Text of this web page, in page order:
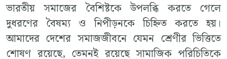
ভারতীয় সমাজের বৈশিষ্টকে উপলব্ধি করতে গেলে
দুধরণের বৈষম্য ও নিপীড়নকে চিহ্নিত করতে হয়।
আমাদের দেশের সমাজজীবনে যেমন শ্রেণীর ভিত্তিতে
শোষণ রয়েছে, তেমনই রয়েছে সামাজিক পরিচিতিকে